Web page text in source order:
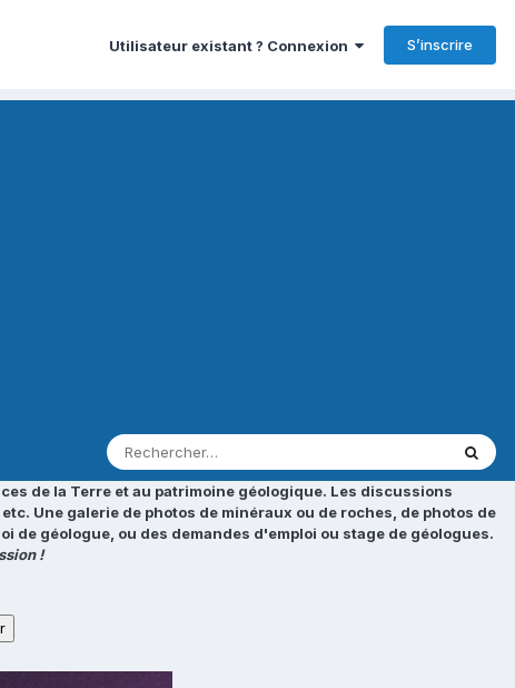
Utilisateur existant ? Connexion S’inscrire
de la Terre et au patrimoine géologique. Les discussions
Une galerie de photos de minéraux ou de roches, de photos de
de géologue, ou des demandes d'emploi ou stage de géologues.
!